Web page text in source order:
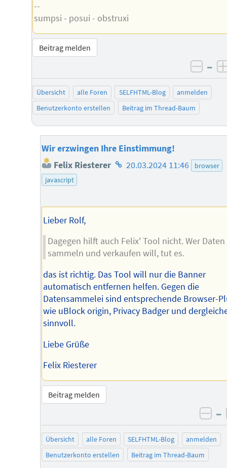
--
sumpsi - posui - obstruxi
Beitrag melden
–
Übersicht alle Foren SELFHTML-Blog
anmelden
Benutzerkonto erstellen
Beitrag im Thread-Baum
Wir erzwingen Ihre Einstimmung!
Felix Riesterer Homepage
20.03.2024 11:46
browser
javascript
Lieber Rolf,
Dagegen hilft auch Felix' Tool nicht. Wer Daten
sammeln und verkaufen will, tut es.
das ist richtig. Das Tool will nur die Banner
automatisch entfernen helfen. Gegen die
Datensammelei sind entsprechende Browser-
wie uBlock origin, Privacy Badger und
sinnvoll.
Liebe Grüße
Felix Riesterer
Beitrag melden
–
Übersicht alle Foren SELFHTML-Blog
anmelden
Benutzerkonto erstellen
Beitrag im Thread-Baum